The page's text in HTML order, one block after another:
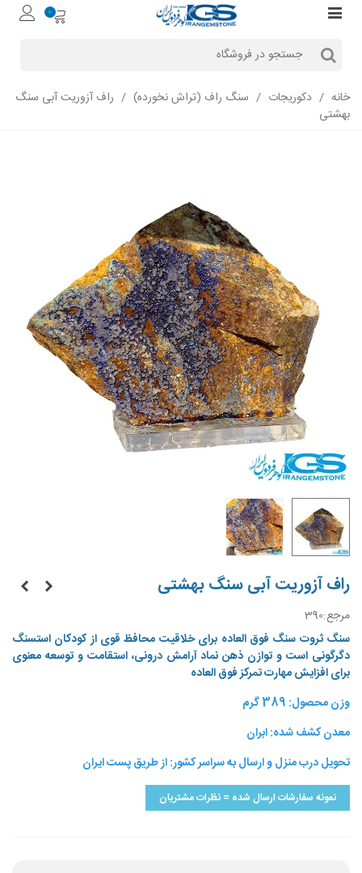
0
خانه / دکوریجات / سنگ راف (تراش نخورده) / راف آزوریت آبی سنگ
بهشتی
راف آزوریت آبی سنگ بهشتی
مرجع:390
سنگ ثروت سنگ فوق العاده برای خلاقیت محافظ قوی از کودکان استسنگ
دگرگونی است و توازن ذهن نماد آرامش درونی، استقامت و توسعه معنوی
برای افزایش مهارت تمرکز فوق العاده
وزن محصول: 389 گرم
معدن کشف شده: ابران
تحویل درب منزل و ارسال به سراسر کشور: از طریق پست ایران
نمونه سفارشات ارسال شده = نظرات مشتریان